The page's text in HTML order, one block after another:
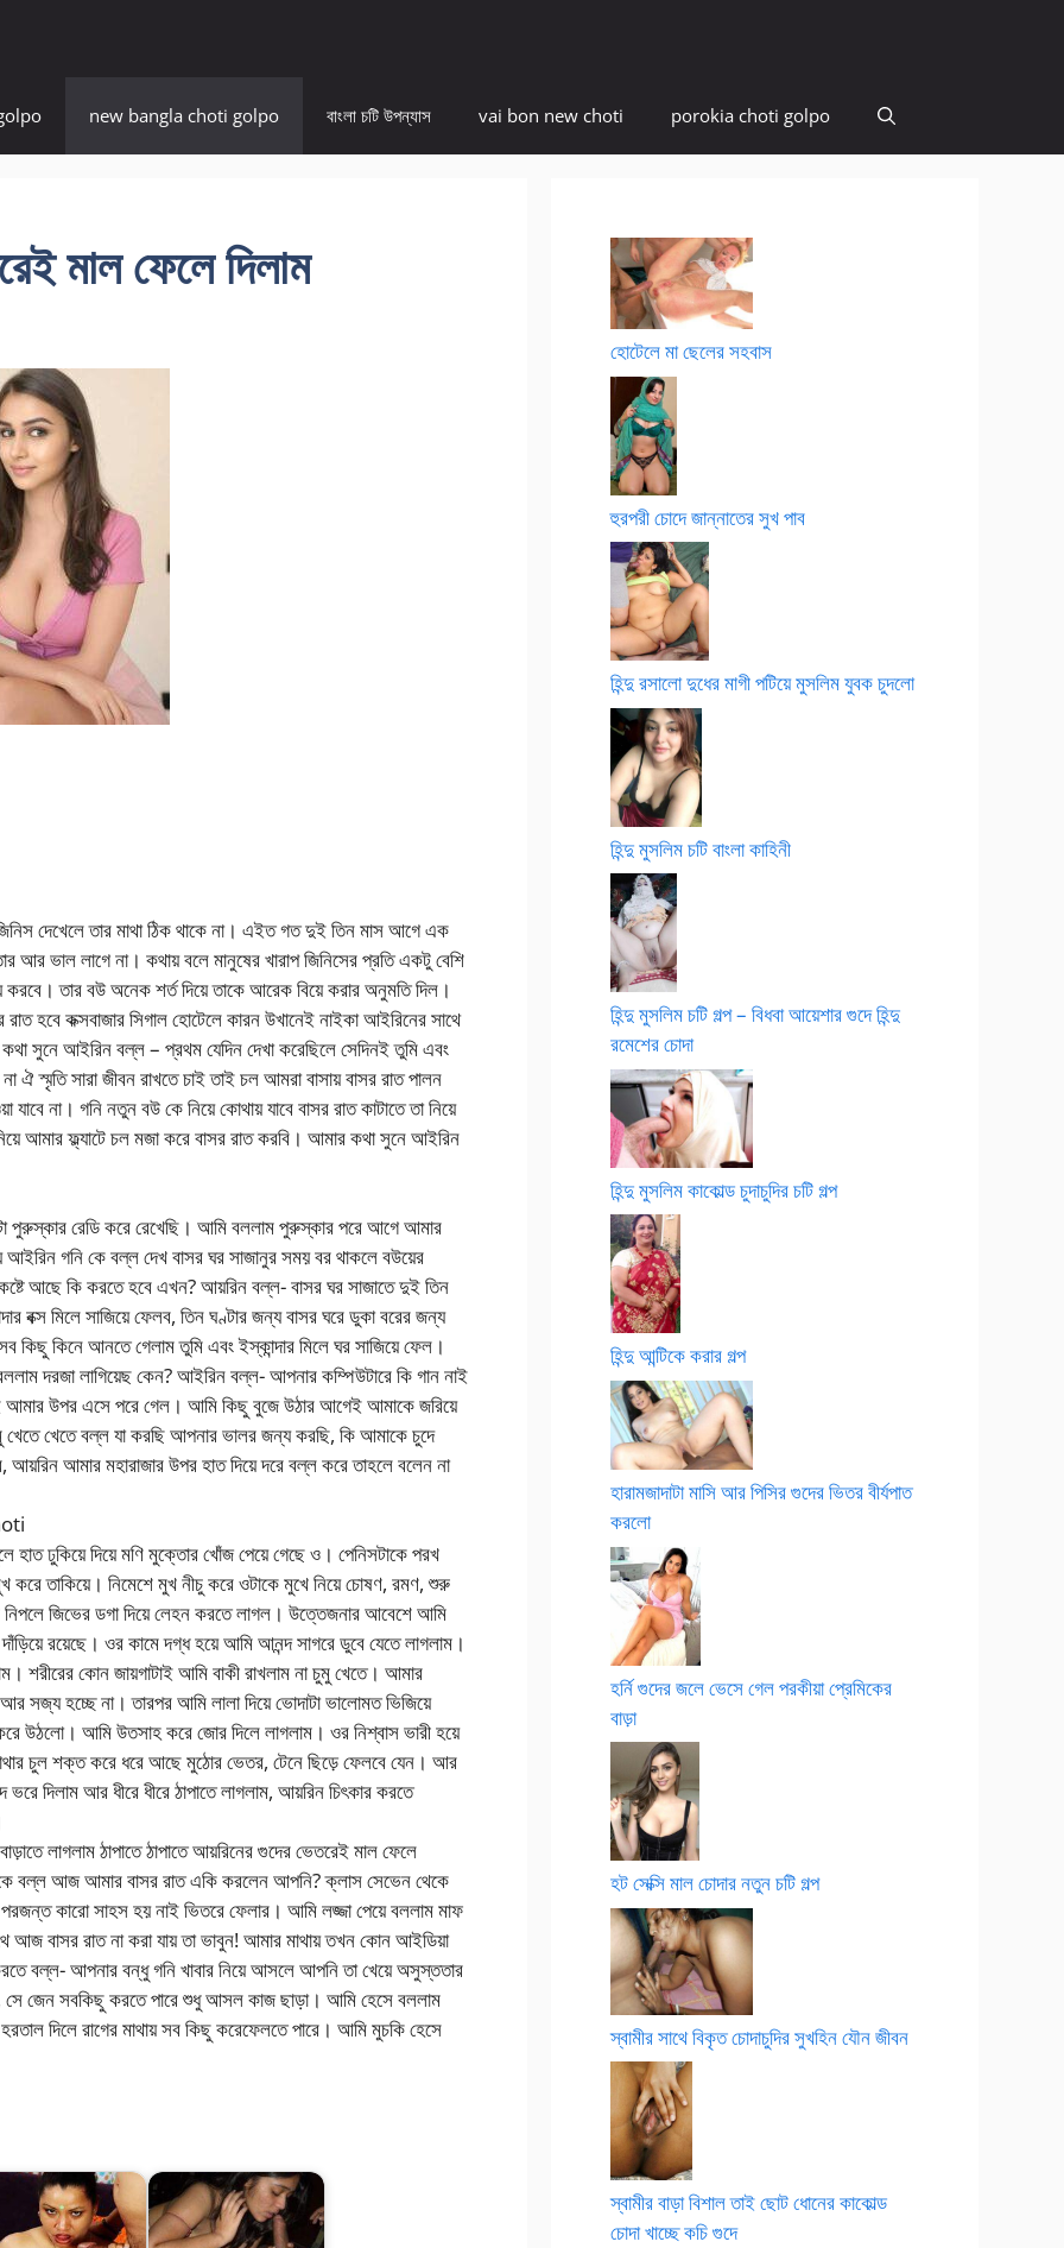
new bangla choti golpo বাংলা চটি উপন্যাস vai bon new choti porokia choti golpo
মাল ফেলে দিলাম
দেখেলে তার মাথা ঠিক থাকে না। এইত গত দুই তিন মাস আগে এক
আর ভাল লাগে না। কথায় বলে মানুষের খারাপ জিনিসের প্রতি একটু বেশি
তার বউ অনেক শর্ত দিয়ে তাকে আরেক বিয়ে করার অনুমতি দিল।
হবে কক্সবাজার সিগাল হোটেলে কারন উখানেই নাইকা আইরিনের সাথে
কথা সুনে আইরিন বল্ল – প্রথম যেদিন দেখা করেছিলে সেদিনই তুমি এবং
স্মৃতি সারা জীবন রাখতে চাই তাই চল আমরা বাসায় বাসর রাত পালন
না। গনি নতুন বউ কে নিয়ে কোথায় যাবে বাসর রাত কাটাতে তা নিয়ে
আমার ফ্ল্যাটে চল মজা করে বাসর রাত করবি। আমার কথা সুনে আইরিন
পুরুস্কার রেডি করে রেখেছি। আমি বললাম পুরুস্কার পরে আগে আমার
গনি কে বল্ল দেখ বাসর ঘর সাজানুর সময় বর থাকলে বউয়ের
আছে কি করতে হবে এখন? আয়রিন বল্ল- বাসর ঘর সাজাতে দুই তিন
বক্স মিলে সাজিয়ে ফেলব, তিন ঘণ্টার জন্য বাসর ঘরে ডুকা বরের জন্য
কিনে আনতে গেলাম তুমি এবং ইস্কান্দার মিলে ঘর সাজিয়ে ফেল।
দরজা লাগিয়েছ কেন? আইরিন বল্ল- আপনার কম্পিউটারে কি গান নাই
আমার উপর এসে পরে গেল। আমি কিছু বুজে উঠার আগেই আমাকে জরিয়ে
খেতে বল্ল যা করছি আপনার ভালর জন্য করছি, কি আমাকে চুদে
আমার মহারাজার উপর হাত দিয়ে দরে বল্ল করে তাহলে বলেন না
হাত ঢুকিয়ে দিয়ে মণি মুক্তোর খোঁজ পেয়ে গেছে ও। পেনিসটাকে পরখ
তাকিয়ে। নিমেশে মুখ নীচু করে ওটাকে মুখে নিয়ে চোষণ, রমণ, শুরু
জিভের ডগা দিয়ে লেহন করতে লাগল। উত্তেজনার আবেশে আমি
রয়েছে। ওর কামে দগ্ধ হয়ে আমি আনন্দ সাগরে ডুবে যেতে লাগলাম।
শরীরের কোন জায়গাটাই আমি বাকী রাখলাম না চুমু খেতে। আমার
সজ্য হচ্ছে না। তারপর আমি লালা দিয়ে ভোদাটা ভালোমত ভিজিয়ে
উঠলো। আমি উতসাহ করে জোর দিলে লাগলাম। ওর নিশ্বাস ভারী হয়ে
চুল শক্ত করে ধরে আছে মুঠোর ভেতর, টেনে ছিড়ে ফেলবে যেন। আর
দিলাম আর ধীরে ধীরে ঠাপাতে লাগলাম, আয়রিন চিৎকার করতে
লাগলাম ঠাপাতে ঠাপাতে আয়রিনের গুদের ভেতরেই মাল ফেলে
বল্ল আজ আমার বাসর রাত একি করলেন আপনি? ক্লাস সেভেন থেকে
কারো সাহস হয় নাই ভিতরে ফেলার। আমি লজ্জা পেয়ে বললাম মাফ
বাসর রাত না করা যায় তা ভাবুন! আমার মাথায় তখন কোন আইডিয়া
বল্ল- আপনার বন্ধু গনি খাবার নিয়ে আসলে আপনি তা খেয়ে অসুস্ততার
সে জেন সবকিছু করতে পারে শুধু আসল কাজ ছাড়া। আমি হেসে বললাম
দিলে রাগের মাথায় সব কিছু করেফেলতে পারে। আমি মুচকি হেসে
হোটেলে মা ছেলের সহবাস
হুরপরী চোদে জান্নাতের সুখ পাব
হিন্দু রসালো দুধের মাগী পটিয়ে মুসলিম যুবক চুদলো
হিন্দু মুসলিম চটি বাংলা কাহিনী
হিন্দু মুসলিম চটি গল্প – বিধবা আয়েশার গুদে হিন্দু
রমেশের চোদা
হিন্দু মুসলিম কাকোল্ড চুদাচুদির চটি গল্প
হিন্দু আন্টিকে করার গল্প
হারামজাদাটা মাসি আর পিসির গুদের ভিতর বীর্যপাত
করলো
হর্নি গুদের জলে ভেসে গেল পরকীয়া প্রেমিকের
বাড়া
হট সেক্সি মাল চোদার নতুন চটি গল্প
স্বামীর সাথে বিকৃত চোদাচুদির সুখহিন যৌন জীবন
স্বামীর বাড়া বিশাল তাই ছোট ধোনের কাকোল্ড
চোদা খাচ্ছে কচি গুদে